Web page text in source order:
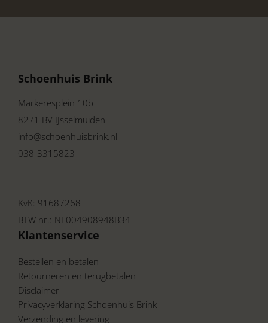
Schoenhuis Brink
Markeresplein 10b
8271 BV IJsselmuiden
info@schoenhuisbrink.nl
038-3315823
KvK: 91687268
BTW nr.: NL004908948B34
Klantenservice
Bestellen en betalen
Retourneren en terugbetalen
Disclaimer
Privacyverklaring Schoenhuis Brink
Verzending en levering